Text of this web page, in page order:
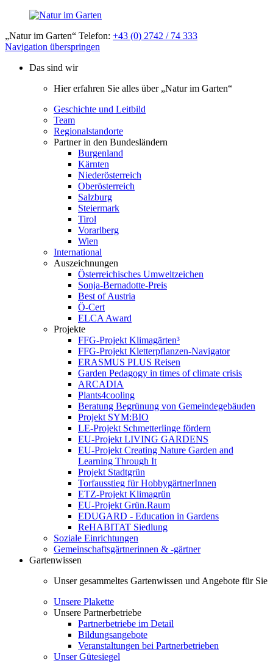
„Natur im Garten“ Telefon: +43 (0) 2742 / 74 333
Navigation überspringen
Das sind wir
Hier erfahren Sie alles über „Natur im Garten“
Geschichte und Leitbild
Team
Regionalstandorte
Partner in den Bundesländern
Burgenland
Kärnten
Niederösterreich
Oberösterreich
Salzburg
Steiermark
Tirol
Vorarlberg
Wien
International
Auszeichnungen
Österreichisches Umweltzeichen
Sonja-Bernadotte-Preis
Best of Austria
Ö-Cert
ELCA Award
Projekte
FFG-Projekt Klimagärten³
FFG-Projekt Kletterpflanzen-Navigator
ERASMUS PLUS Reisen
Garden Pedagogy in times of climate crisis
ARCADIA
Plants4cooling
Beratung Begrünung von Gemeindegebäuden
Projekt SYM:BIO
LE-Projekt Schmetterlinge fördern
EU-Projekt LIVING GARDENS
EU-Projekt Creating Nature Garden and
Learning Through It
Projekt Stadtgrün
Torfausstieg für HobbygärtnerInnen
ETZ-Projekt Klimagrün
EU-Projekt Grün.Raum
EDUGARD - Education in Gardens
ReHABITAT Siedlung
Soziale Einrichtungen
Gemeinschaftsgärtnerinnen & -gärtner
Gartenwissen
Unser gesammeltes Gartenwissen und Angebote für Sie
Unsere Plakette
Unsere Partnerbetriebe
Partnerbetriebe im Detail
Bildungsangebote
Veranstaltungen bei Partnerbetrieben
Unser Gütesiegel